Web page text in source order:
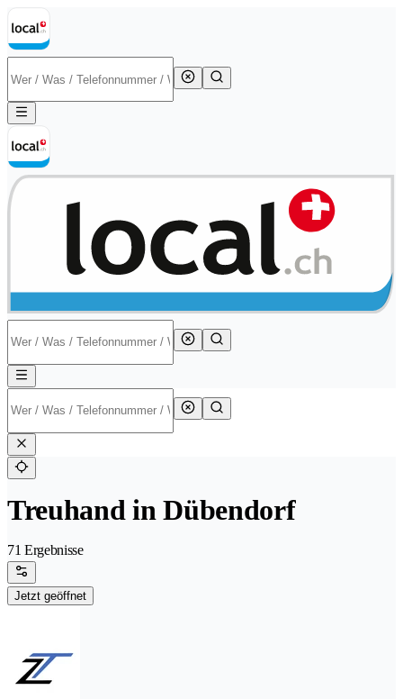
Treuhand in Dübendorf
71 Ergebnisse
Jetzt geöffnet